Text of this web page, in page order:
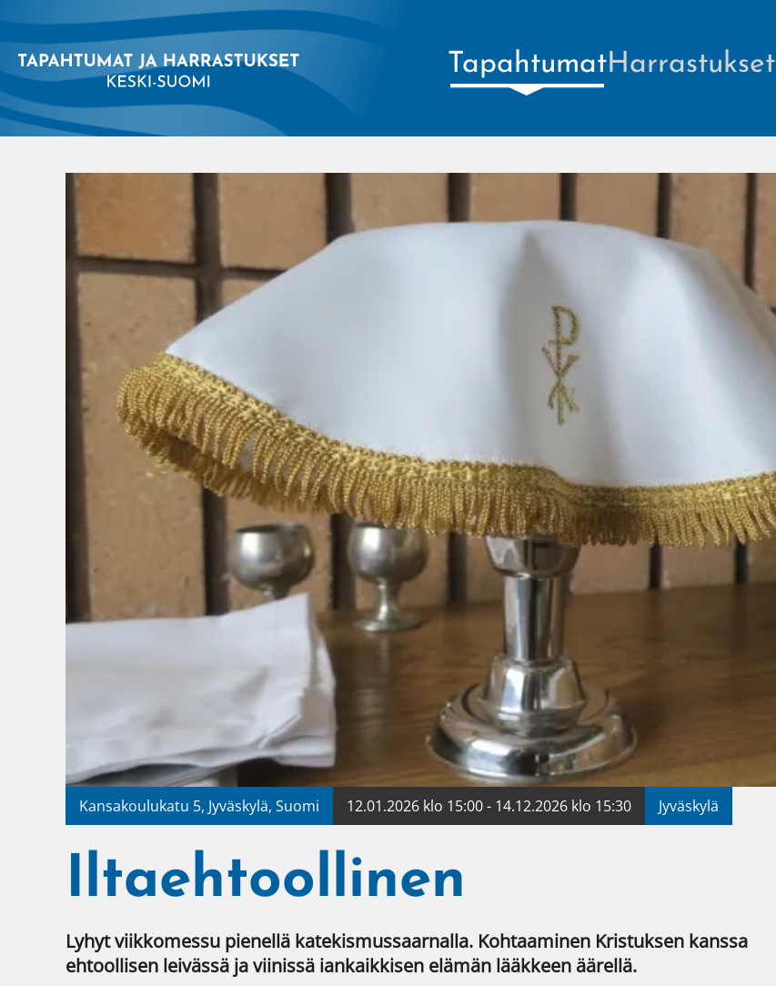
TapahtumatHarrastukset
Kansakoulukatu 5, Jyväskylä, Suomi 12.01.2026 klo 15:00 - 14.12.2026 klo 15:30 Jyväskylä
Iltaehtoollinen
Lyhyt viikkomessu pienellä katekismussaarnalla. Kohtaaminen Kristuksen kanssa
ehtoollisen leivässä ja viinissä iankaikkisen elämän lääkkeen äärellä.